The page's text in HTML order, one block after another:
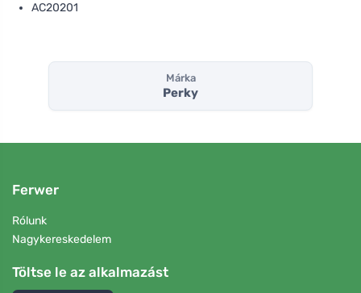
AC20201
Márka
Perky
Ferwer
Rólunk
Nagykereskedelem
Töltse le az alkalmazást